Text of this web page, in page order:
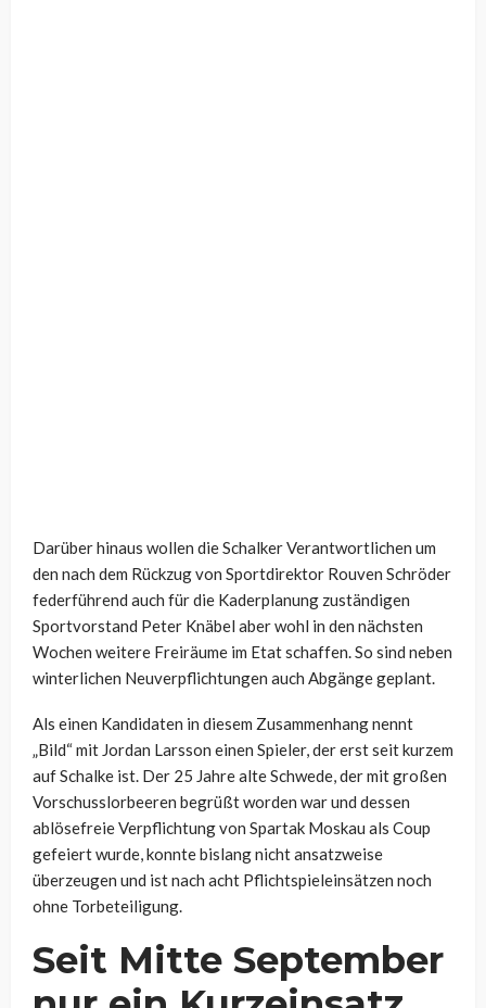
Darüber hinaus wollen die Schalker Verantwortlichen um
den nach dem Rückzug von Sportdirektor Rouven Schröder
federführend auch für die Kaderplanung zuständigen
Sportvorstand Peter Knäbel aber wohl in den nächsten
Wochen weitere Freiräume im Etat schaffen. So sind neben
winterlichen Neuverpflichtungen auch Abgänge geplant.
Als einen Kandidaten in diesem Zusammenhang nennt
„Bild“ mit Jordan Larsson einen Spieler, der erst seit kurzem
auf Schalke ist. Der 25 Jahre alte Schwede, der mit großen
Vorschusslorbeeren begrüßt worden war und dessen
ablösefreie Verpflichtung von Spartak Moskau als Coup
gefeiert wurde, konnte bislang nicht ansatzweise
überzeugen und ist nach acht Pflichtspieleinsätzen noch
ohne Torbeteiligung.
Seit Mitte September